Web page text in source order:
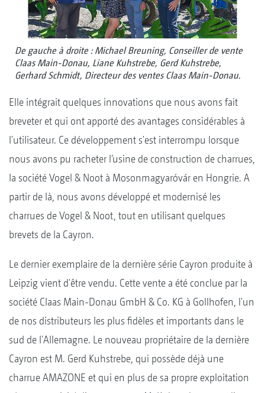
De gauche à droite : Michael Breuning, Conseiller de vente
Claas Main-Donau, Liane Kuhstrebe, Gerd Kuhstrebe,
Gerhard Schmidt, Directeur des ventes Claas Main-Donau.
Elle intégrait quelques innovations que nous avons fait
breveter et qui ont apporté des avantages considérables à
l'utilisateur. Ce développement s'est interrompu lorsque
nous avons pu racheter l’usine de construction de charrues,
la société Vogel & Noot à Mosonmagyaróvár en Hongrie. A
partir de là, nous avons développé et modernisé les
charrues de Vogel & Noot, tout en utilisant quelques
brevets de la Cayron.
Le dernier exemplaire de la dernière série Cayron produite à
Leipzig vient d'être vendu. Cette vente a été conclue par la
société Claas Main-Donau GmbH & Co. KG à Gollhofen, l'un
de nos distributeurs les plus fidèles et importants dans le
sud de l'Allemagne. Le nouveau propriétaire de la dernière
Cayron est M. Gerd Kuhstrebe, qui possède déjà une
charrue AMAZONE et qui en plus de sa propre exploitation